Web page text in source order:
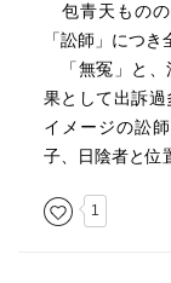
包青天ものの
「訟師」につ
「無冤」と、
果として出訴
イメージの訟
子、日陰者と位
1